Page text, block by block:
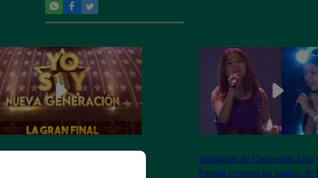
Imitadoras de Carmencita Lara
Pausini cerraron las batallas de